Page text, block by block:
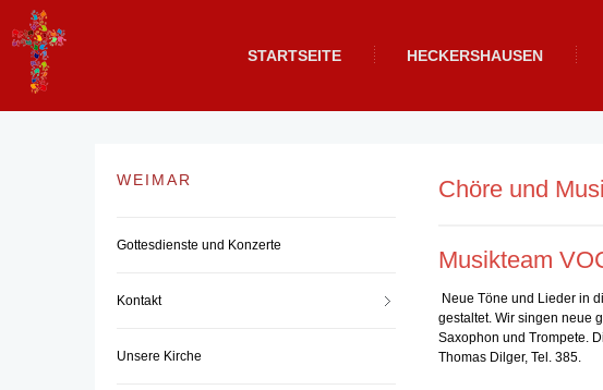
STARTSEITE HECKERSHAUSEN
Chöre und
Musikteam
Neue Töne und Lieder in
gestaltet. Wir singen neue
Saxophon und Trompete.
Thomas Dilger, Tel. 385.
WEIMAR
Gottesdienste und Konzerte
Kontakt
Unsere Kirche